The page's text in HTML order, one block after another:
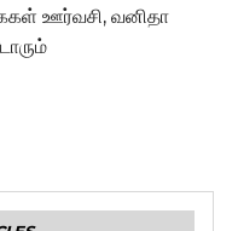
ஊர்வசி, வனிதா